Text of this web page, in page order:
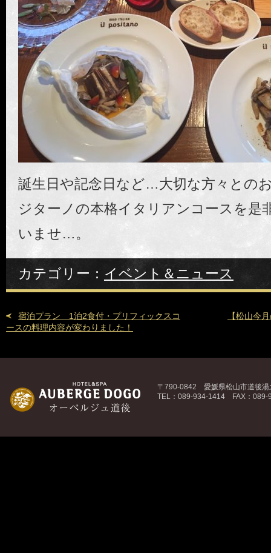
誕生日や記念日など…大切な方々との
ジターノの本格イタリアンコースを是
いませ…。
カテゴリー： イベント＆ニュース
宿泊プラン 1泊2食付・プリフィックスコ
ースの料理内容が変わりました！
【松山今
〒790-0842 愛媛県松山市道後湯
TEL：089-934-1414 FAX：089-